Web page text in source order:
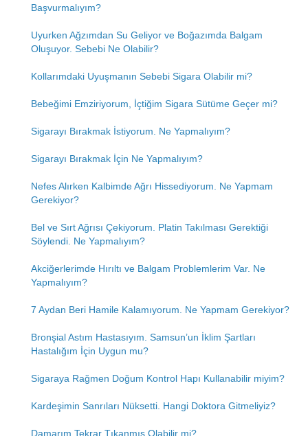
Başvurmalıyım?
Uyurken Ağzımdan Su Geliyor ve Boğazımda Balgam
Oluşuyor. Sebebi Ne Olabilir?
Kollarımdaki Uyuşmanın Sebebi Sigara Olabilir mi?
Bebeğimi Emziriyorum, İçtiğim Sigara Sütüme Geçer mi?
Sigarayı Bırakmak İstiyorum. Ne Yapmalıyım?
Sigarayı Bırakmak İçin Ne Yapmalıyım?
Nefes Alırken Kalbimde Ağrı Hissediyorum. Ne Yapmam
Gerekiyor?
Bel ve Sırt Ağrısı Çekiyorum. Platin Takılması Gerektiği
Söylendi. Ne Yapmalıyım?
Akciğerlerimde Hırıltı ve Balgam Problemlerim Var. Ne
Yapmalıyım?
7 Aydan Beri Hamile Kalamıyorum. Ne Yapmam Gerekiyor?
Bronşial Astım Hastasıyım. Samsun’un İklim Şartları
Hastalığım İçin Uygun mu?
Sigaraya Rağmen Doğum Kontrol Hapı Kullanabilir miyim?
Kardeşimin Sanrıları Nüksetti. Hangi Doktora Gitmeliyiz?
Damarım Tekrar Tıkanmış Olabilir mi?